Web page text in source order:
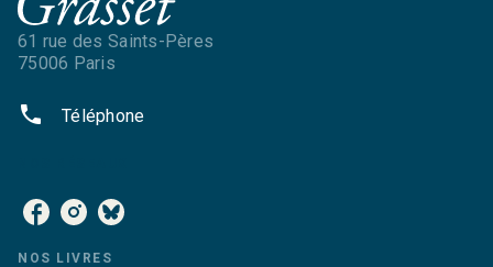
61 rue des Saints-Pères
75006 Paris
phone Téléphone
NOS LIVRES